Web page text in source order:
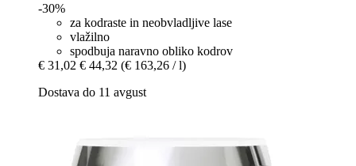
-30%
za kodraste in neobvladljive lase
vlažilno
spodbuja naravno obliko kodrov
€ 31,02 € 44,32 (€ 163,26 / l)
Dostava do 11 avgust